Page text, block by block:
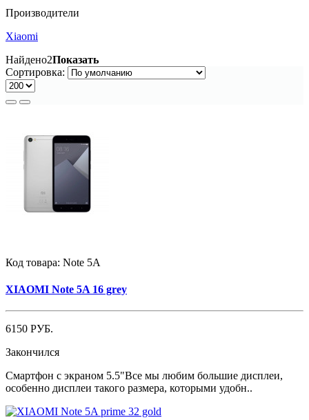
Производители
Xiaomi
Найдено2Показать
Сортировка:
Код товара: Note 5A
XIAOMI Note 5A 16 grey
6150 РУБ.
Закончился
Смартфон с экраном 5.5"Все мы любим большие дисплеи,
особенно дисплеи такого размера, которыми удобн..